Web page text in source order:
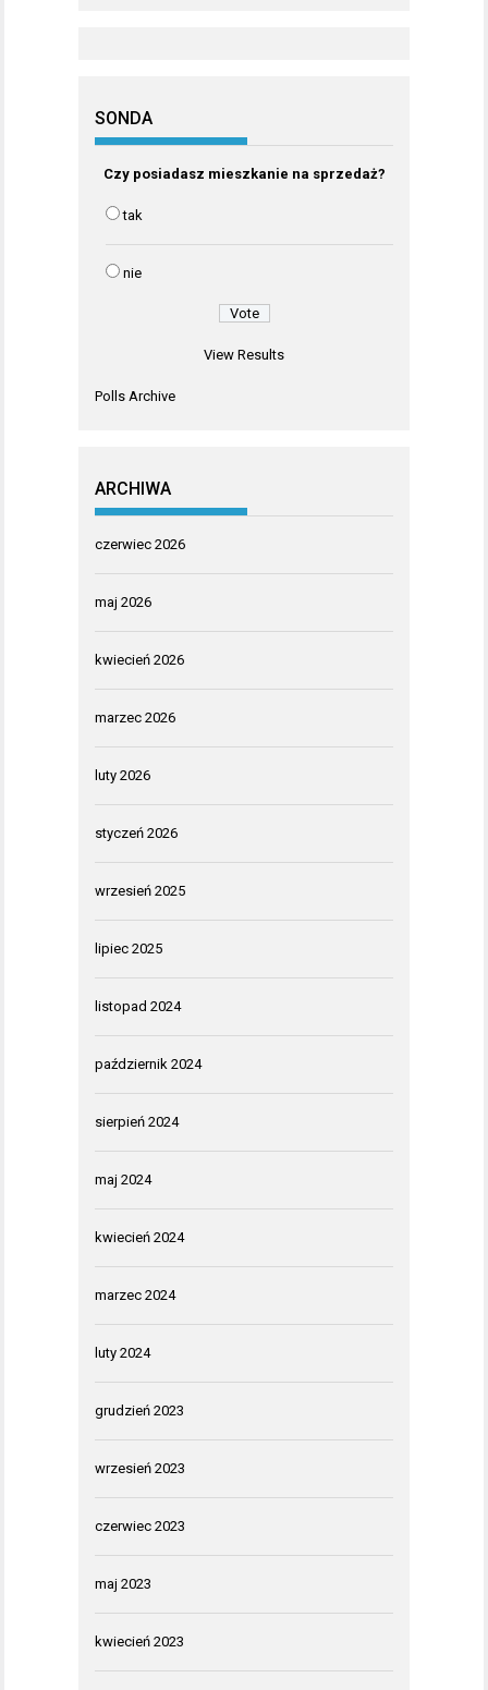
SONDA
Czy posiadasz mieszkanie na sprzedaż?
tak
nie
View Results
Polls Archive
ARCHIWA
czerwiec 2026
maj 2026
kwiecień 2026
marzec 2026
luty 2026
styczeń 2026
wrzesień 2025
lipiec 2025
listopad 2024
październik 2024
sierpień 2024
maj 2024
kwiecień 2024
marzec 2024
luty 2024
grudzień 2023
wrzesień 2023
czerwiec 2023
maj 2023
kwiecień 2023